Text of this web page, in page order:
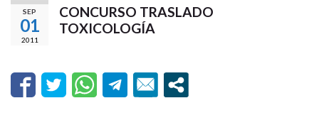
SEP
01
2011
CONCURSO TRASLADO
TOXICOLOGÍA